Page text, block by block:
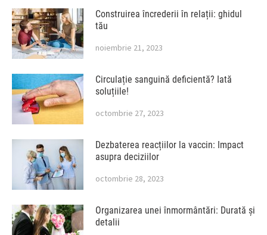
Construirea încrederii în relații: ghidul
tău
noiembrie 21, 2023
Circulație sanguină deficientă? Iată
soluțiile!
octombrie 27, 2023
Dezbaterea reacțiilor la vaccin: Impact
asupra deciziilor
octombrie 28, 2023
Organizarea unei înmormântări: Durată și
detalii